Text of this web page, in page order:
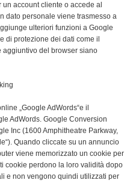
account cliente o accede al
dato personale viene trasmesso a
ulteriori funzioni a Google
di protezione dei dati come il
aggiuntivo del browser siano
„Google AdWords“e il
AdWords. Google Conversion
Inc (1600 Amphitheatre Parkway,
Quando cliccate su un annuncio
viene memorizzato un cookie per
cookie perdono la loro validità dopo
e non vengono quindi utilizzati per